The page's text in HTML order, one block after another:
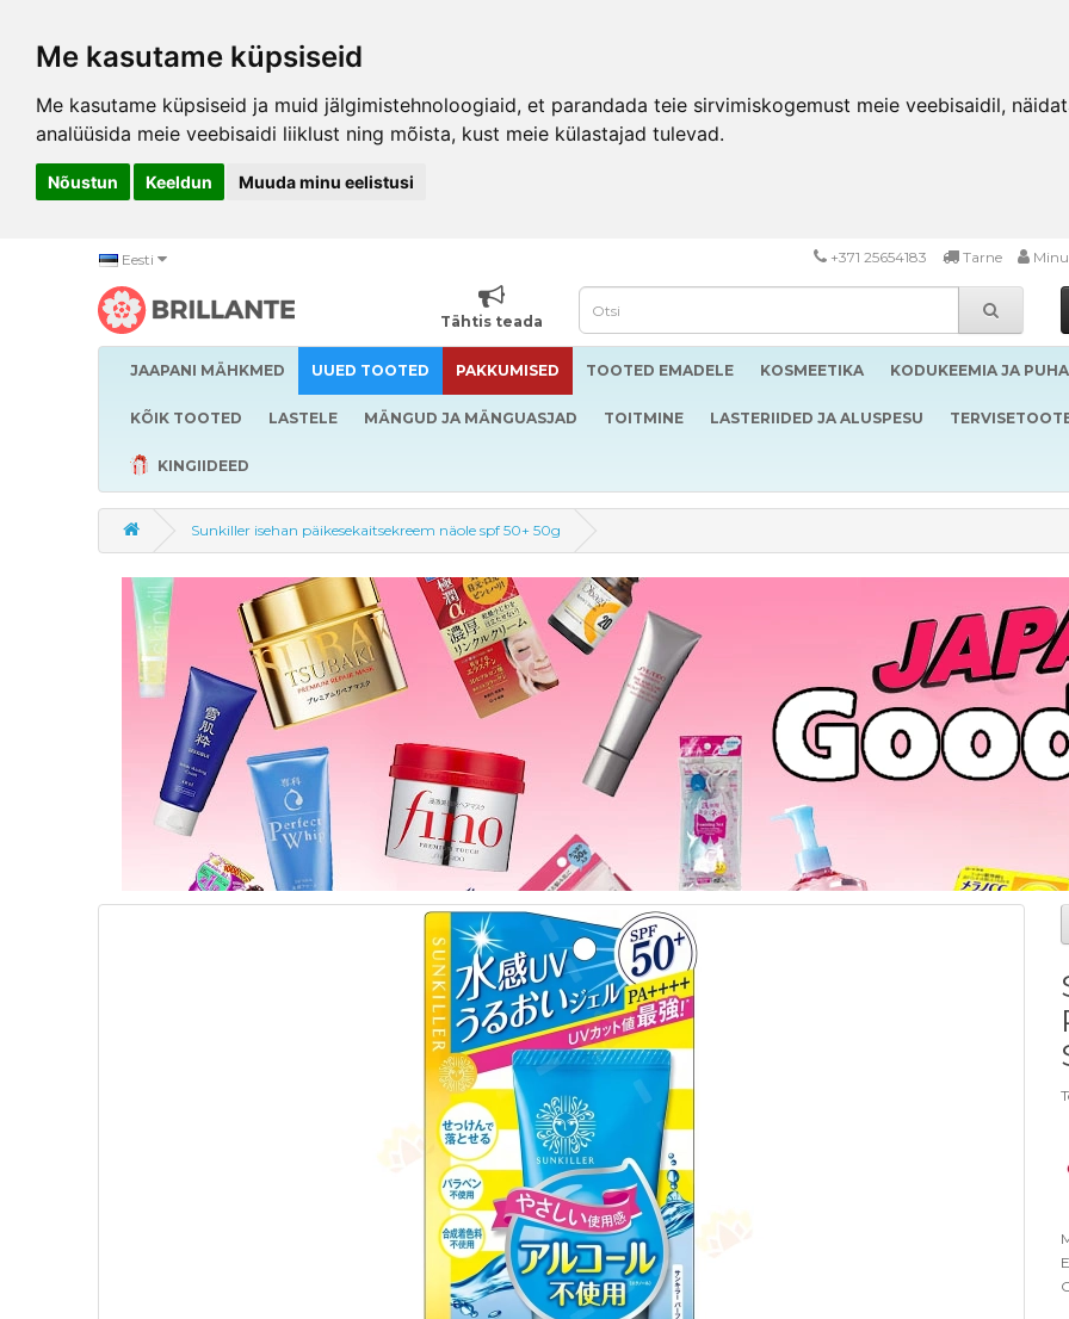
Me kasutame küpsiseid
Me kasutame küpsiseid ja muid jälgimistehnoloogiaid, et parandada teie sirvimiskogemust meie veebisaidil,
analüüsida meie veebisaidi liiklust ning mõista, kust meie külastajad tulevad.
Nõustun Keeldun Muuda minu eelistusi
Eesti +371 25654183 Tarne
Tähtis teada
JAAPANI MÄHKMED UUED TOOTED PAKKUMISED TOOTED EMADELE KOSMEETIKA KODUKEEMIA JA
KÕIK TOOTED LASTELE MÄNGUD JA MÄNGUASJAD TOITMINE LASTERIIDED JA ALUSPESU
KINGIIDEED
Sunkiller isehan päikesekaitsekreem näole spf 50+ 50g